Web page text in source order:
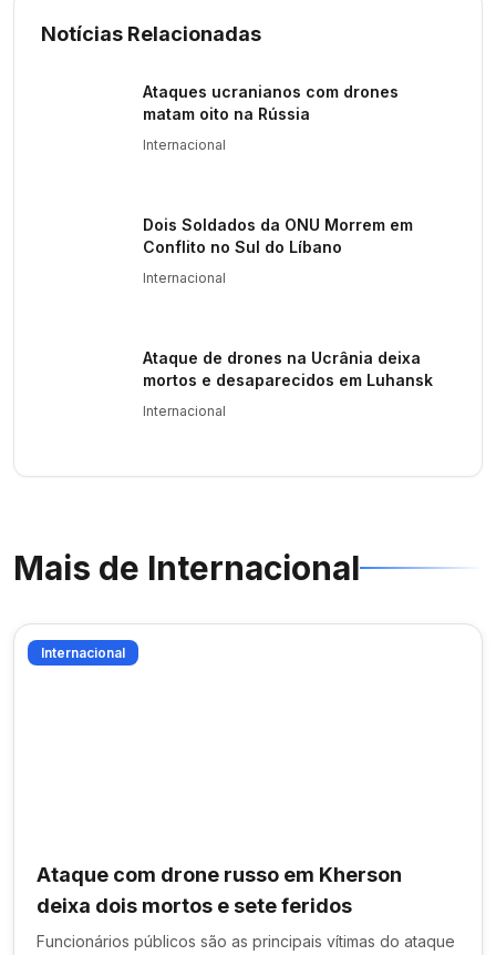
Notícias Relacionadas
Ataques ucranianos com drones
matam oito na Rússia
Internacional
Dois Soldados da ONU Morrem em
Conflito no Sul do Líbano
Internacional
Ataque de drones na Ucrânia deixa
mortos e desaparecidos em Luhansk
Internacional
Mais de Internacional
Internacional
Ataque com drone russo em Kherson
deixa dois mortos e sete feridos
Funcionários públicos são as principais vítimas do ataque